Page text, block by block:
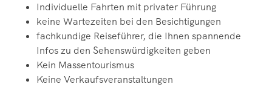
Individuelle Fahrten mit privater Führung
keine Wartezeiten bei den Besichtigungen
fachkundige Reiseführer, die Ihnen spannende
Infos zu den Sehenswürdigkeiten geben
Kein Massentourismus
Keine Verkaufsveranstaltungen